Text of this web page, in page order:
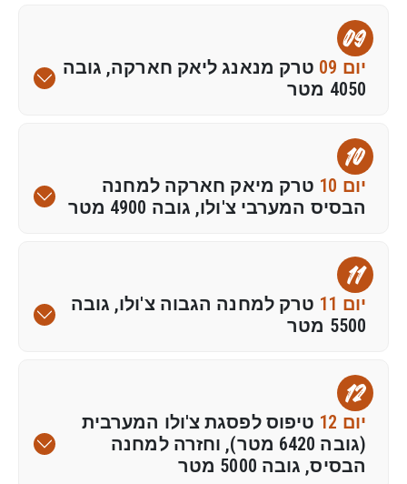
09
יום 09
טרק מנאנג ליאק חארקה, גובה
4050 מטר
10
יום 10
טרק מיאק חארקה למחנה
הבסיס המערבי צ'ולו, גובה 4900 מטר
11
יום 11
טרק למחנה הגבוה צ'ולו, גובה
5500 מטר
12
יום 12
טיפוס לפסגת צ'ולו המערבית
(גובה 6420 מטר), וחזרה למחנה
הבסיס, גובה 5000 מטר